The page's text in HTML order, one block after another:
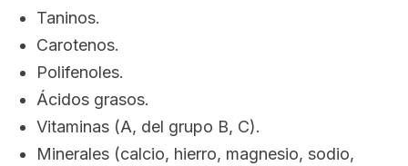
Taninos.
Carotenos.
Polifenoles.
Ácidos grasos.
Vitaminas (A, del grupo B, C).
Minerales (calcio, hierro, magnesio, sodio,